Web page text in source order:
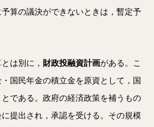
算の議決ができないときは，暫定予
は別に， 財政投融資計画がある。こ
国民年金の積立金を原資として，国
である。政府の経済政策を補うもの
提出され，承認を受ける。その規模